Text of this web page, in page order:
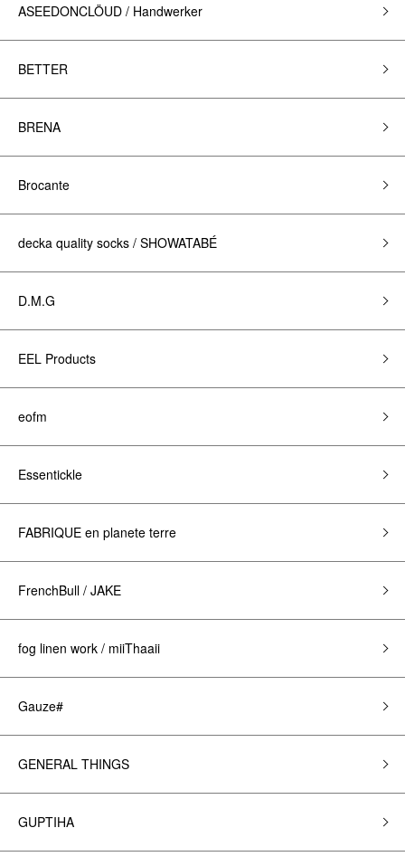
ASEEDONCLÖUD / Handwerker
BETTER
BRENA
Brocante
decka quality socks / SHOWATABÉ
D.M.G
EEL Products
eofm
Essentickle
FABRIQUE en planete terre
FrenchBull / JAKE
fog linen work / miiThaaii
Gauze#
GENERAL THINGS
GUPTIHA